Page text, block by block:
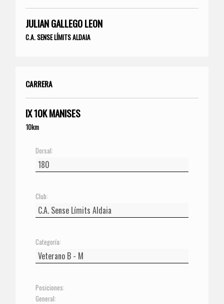
JULIAN GALLEGO LEON
C.A. SENSE LÍMITS ALDAIA
CARRERA
IX 10K MANISES
10km
Dorsal:
Club:
Categoría:
Posiciones:
General: